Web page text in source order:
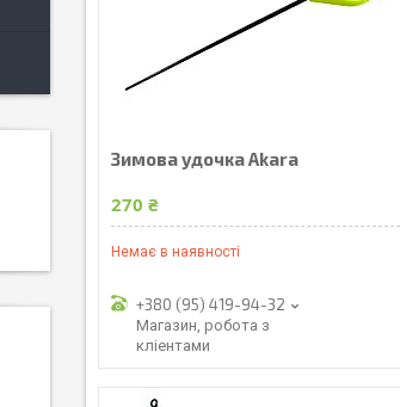
Зимова удочка Akara
270 ₴
Немає в наявності
+380 (95) 419-94-32
Магазин, робота з
кліентами